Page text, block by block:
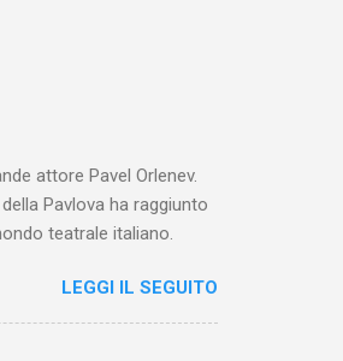
attore Pavel Orlenev.
Pavlova ha raggiunto
teatrale italiano.
LEGGI IL SEGUITO